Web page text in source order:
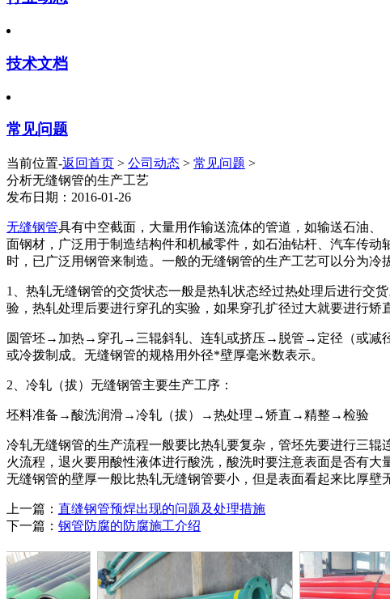
技术文档
常见问题
当前位置-返回首页 > 公司动态 > 常见问题 >
分析无缝钢管的生产工艺
发布日期：2016-01-26
无缝钢管具有中空截面，大量用作输送流体的管道，如输送石油
面钢材，广泛用于制造结构件和机械零件，如石油钻杆、汽车传
时，已广泛用钢管来制造。一般的无缝钢管的生产工艺可以分为冷
1、热轧无缝钢管的交货状态一般是热轧状态经过热处理后进行交
验，热轧处理后要进行穿孔的实验，如果穿孔扩径过大就要进行矫
圆管坯→加热→穿孔→三辊斜轧、连轧或挤压→脱管→定径（或减
或冷拨制成。无缝钢管的规格用外径*壁厚毫米数表示。
2、冷轧（拔）无缝钢管主要生产工序：
坯料准备→酸洗润滑→冷轧（拔）→热处理→矫直→精整→检验
冷轧无缝钢管的生产流程一般要比热轧要复杂，管坯先要进行三辊
火流程，退火要用酸性液体进行酸洗，酸洗时要注意表面是否有
无缝钢管的壁厚一般比热轧无缝钢管要小，但是表面看起来比厚
上一篇： 直缝钢管预焊出现的问题及处理措施
下一篇： 钢管防腐的防腐施工介绍